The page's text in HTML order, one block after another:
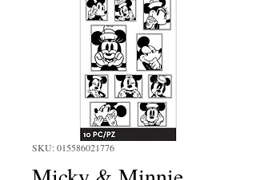
SKU: 015586021776